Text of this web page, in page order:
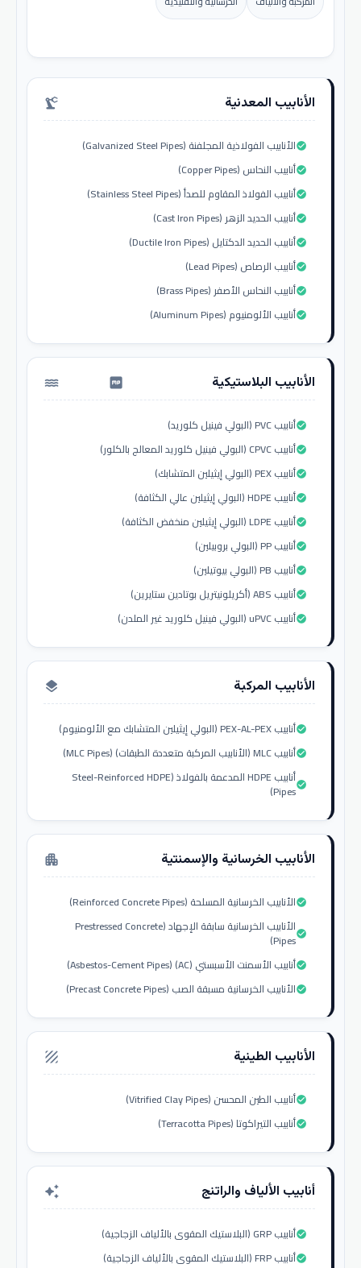
الأنابيب المعدنية precision_manufacturing
الأنابيب الفولاذية المجلفنة (Galvanized Steel Pipes)check_circle
أنابيب النحاس (Copper Pipes)check_circle
أنابيب الفولاذ المقاوم للصدأ (Stainless Steel Pipes)check_circle
أنابيب الحديد الزهر (Cast Iron Pipes)check_circle
أنابيب الحديد الدكتايل (Ductile Iron Pipes)check_circle
أنابيب الرصاص (Lead Pipes)check_circle
أنابيب النحاس الأصفر (Brass Pipes)check_circle
أنابيب الألومنيوم (Aluminum Pipes)check_circle
الأنابيب البلاستيكية water_pump
أنابيب PVC (البولي فينيل كلوريد)check_circle
أنابيب CPVC (البولي فينيل كلوريد المعالج بالكلور)check_circle
أنابيب PEX (البولي إيثيلين المتشابك)check_circle
أنابيب HDPE (البولي إيثيلين عالي الكثافة)check_circle
أنابيب LDPE (البولي إيثيلين منخفض الكثافة)check_circle
أنابيب PP (البولي بروبيلين)check_circle
أنابيب PB (البولي بيوتيلين)check_circle
أنابيب ABS (أكريلونيتريل بوتادين ستايرين)check_circle
أنابيب uPVC (البولي فينيل كلوريد غير الملدن)check_circle
الأنابيب المركبة layers
أنابيب PEX-AL-PEX (البولي إيثيلين المتشابك مع الألومنيوم)check_circle
أنابيب MLC (الأنابيب المركبة متعددة الطبقات) (MLC Pipes)check_circle
أنابيب HDPE المدعمة بالفولاذ (Steel-Reinforced HDPE
Pipes)check_circle
الأنابيب الخرسانية والإسمنتية apartment
الأنابيب الخرسانية المسلحة (Reinforced Concrete Pipes)check_circle
الأنابيب الخرسانية سابقة الإجهاد (Prestressed Concrete
Pipes)check_circle
أنابيب الأسمنت الأسبستي (AC) (Asbestos-Cement Pipes)check_circle
الأنابيب الخرسانية مسبقة الصب (Precast Concrete Pipes)check_circle
الأنابيب الطينية texture
أنابيب الطين المحسن (Vitrified Clay Pipes)check_circle
أنابيب التيراكوتا (Terracotta Pipes)check_circle
أنابيب الألياف والراتنج auto_awesome
أنابيب GRP (البلاستيك المقوى بالألياف الزجاجية)check_circle
أنابيب FRP (البلاستيك المقوى بالألياف الزجاجية)check_circle